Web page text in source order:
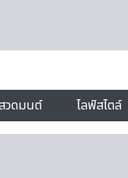
วดมนต์ ไลฟ์สไตล์